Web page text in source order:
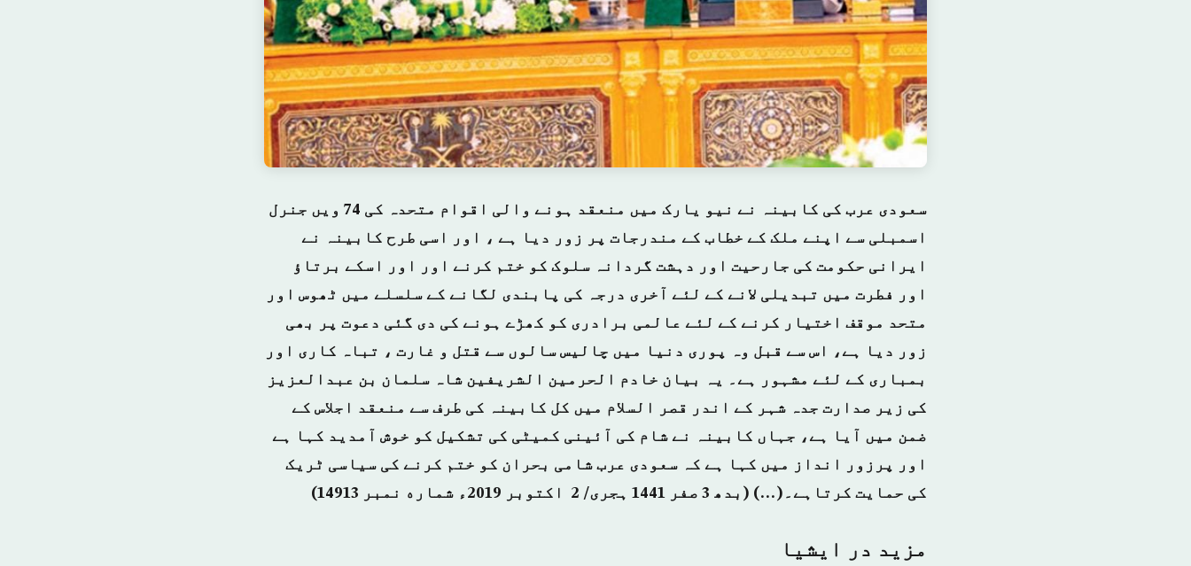
سعودی عرب کی کابینہ نے نیو یارک میں منعقد ہونے والی اقوام متحدہ کی 74 ویں جنرل
اسمبلی سے اپنے ملک کے خطاب کے مندرجات پر زور دیا ہے ، اور اسی طرح کابینہ نے
ایرانی حکومت کی جارحیت اور دہشت گردانہ سلوک کو ختم کرنے اور اور اسکے برتاؤ
اور فطرت میں تبدیلی لانے کے لئے آخری درجہ کی پابندی لگانے کے سلسلے میں ٹھوس اور
متحد موقف اختیار کرنے کے لئے عالمی برادری کو کھڑے ہونے کی دی گئی دعوت پر بھی
زور دیا ہے، اس سے قبل وہ پوری دنیا میں چالیس سالوں سے قتل و غارت ، تباہ کاری اور
بمباری کے لئے مشہور ہے۔ یہ بیان خادم الحرمین الشریفین شاہ سلمان بن عبدالعزیز
کی زیر صدارت جدہ شہر کے اندر قصر السلام میں کل کابینہ کی طرف سے منعقد اجلاس کے
ضمن میں آیا ہے، جہاں کابینہ نے شام کی آئینی کمیٹی کی تشکیل کو خوش آمدید کہا ہے
اور پرزور انداز میں کہا ہے کہ سعودی عرب شامی بحران کو ختم کرنے کی سیاسی ٹریک
کی حمایت کرتاہے۔(…) (بدھ 3 صفر 1441 ہجرى/ 2 اکتوبر 2019ء شماره نمبر 14913)
مزید در ايشيا